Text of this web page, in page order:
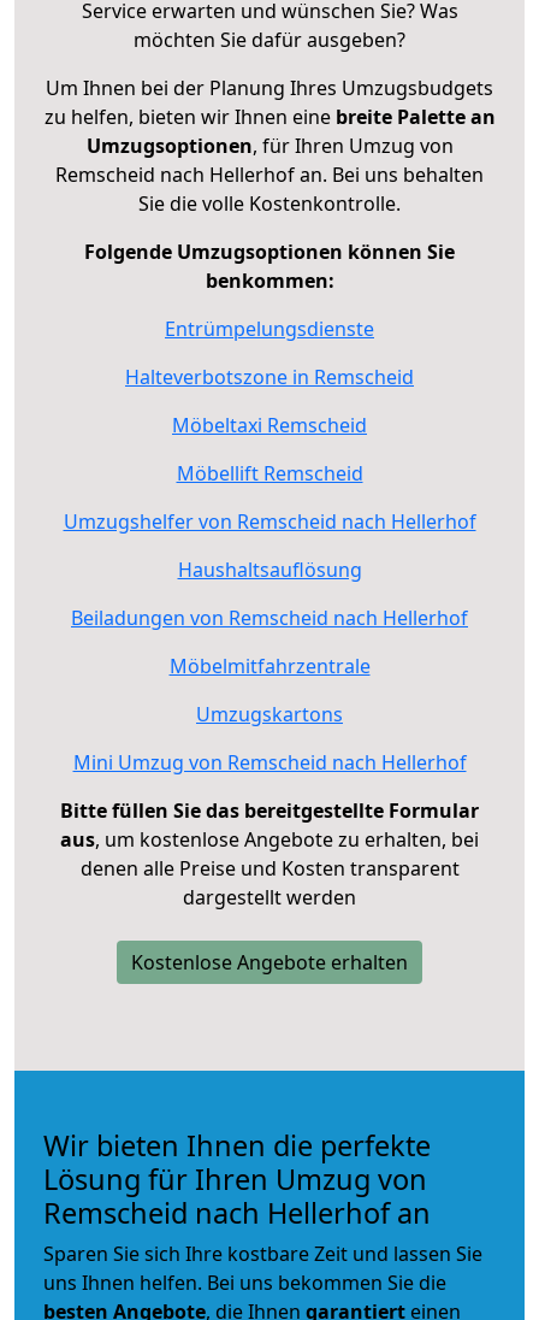
Service erwarten und wünschen Sie? Was
möchten Sie dafür ausgeben?
Um Ihnen bei der Planung Ihres Umzugsbudgets
zu helfen, bieten wir Ihnen eine breite Palette an
Umzugsoptionen, für Ihren Umzug von
Remscheid nach Hellerhof an. Bei uns behalten
Sie die volle Kostenkontrolle.
Folgende Umzugsoptionen können Sie
benkommen:
Entrümpelungsdienste
Halteverbotszone in Remscheid
Möbeltaxi Remscheid
Möbellift Remscheid
Umzugshelfer von Remscheid nach Hellerhof
Haushaltsauflösung
Beiladungen von Remscheid nach Hellerhof
Möbelmitfahrzentrale
Umzugskartons
Mini Umzug von Remscheid nach Hellerhof
Bitte füllen Sie das bereitgestellte Formular
aus, um kostenlose Angebote zu erhalten, bei
denen alle Preise und Kosten transparent
dargestellt werden
Kostenlose Angebote erhalten
Wir bieten Ihnen die perfekte
Lösung für Ihren Umzug von
Remscheid nach Hellerhof an
Sparen Sie sich Ihre kostbare Zeit und lassen Sie
uns Ihnen helfen. Bei uns bekommen Sie die
besten Angebote, die Ihnen garantiert einen